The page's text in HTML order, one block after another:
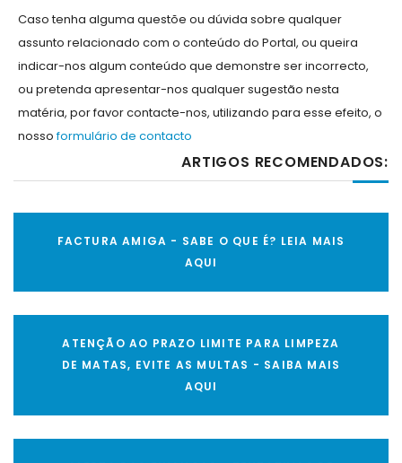
Caso tenha alguma questõe ou dúvida sobre qualquer
assunto relacionado com o conteúdo do Portal, ou queira
indicar-nos algum conteúdo que demonstre ser incorrecto,
ou pretenda apresentar-nos qualquer sugestão nesta
matéria, por favor contacte-nos, utilizando para esse efeito, o
nossoformulário de contacto
ARTIGOS RECOMENDADOS:
FACTURA AMIGA - SABE O QUE É? LEIA MAIS
AQUI
ATENÇÃO AO PRAZO LIMITE PARA LIMPEZA
DE MATAS, EVITE AS MULTAS - SAIBA MAIS
AQUI